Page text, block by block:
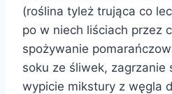
(roślina tyleż trująca co
po w niech liściach przez
spożywanie
soku ze śliwek, zagrzanie
wypicie mikstury z węgla